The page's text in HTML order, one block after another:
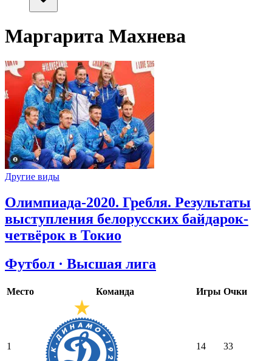
Маргарита Махнева
Другие виды
Олимпиада-2020. Гребля. Результаты
выступления белорусских байдарок-
четвёрок в Токио
Футбол · Высшая лига
Место Команда Игры Очки
1 14 33